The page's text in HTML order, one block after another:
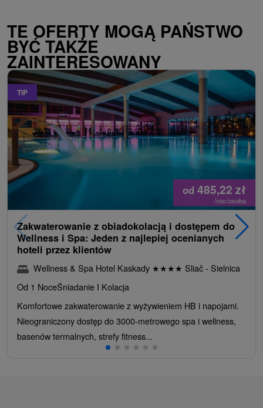
TE OFERTY MOGĄ PAŃSTWO
BYĆ TAKŻE
ZAINTERESOWANY
TIP
od 485,22 zł
/noc/osoba
Zakwaterowanie z obiadokolacją i dostępem do
Wellness i Spa: Jeden z najlepiej ocenianych
hoteli przez klientów
Wellness & Spa Hotel Kaskady ★★★★ Sliač - Sielnica
Od 1 NoceŚniadanie I Kolacja
Komfortowe zakwaterowanie z wyżywieniem HB i napojami.
Nieograniczony dostęp do 3000-metrowego spa i wellness,
basenów termalnych, strefy fitness...